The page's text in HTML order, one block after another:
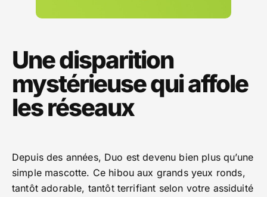
Une disparition
mystérieuse qui affole
les réseaux
Depuis des années, Duo est devenu bien plus qu’une
simple mascotte. Ce hibou aux grands yeux ronds,
tantôt adorable, tantôt terrifiant selon votre assiduité